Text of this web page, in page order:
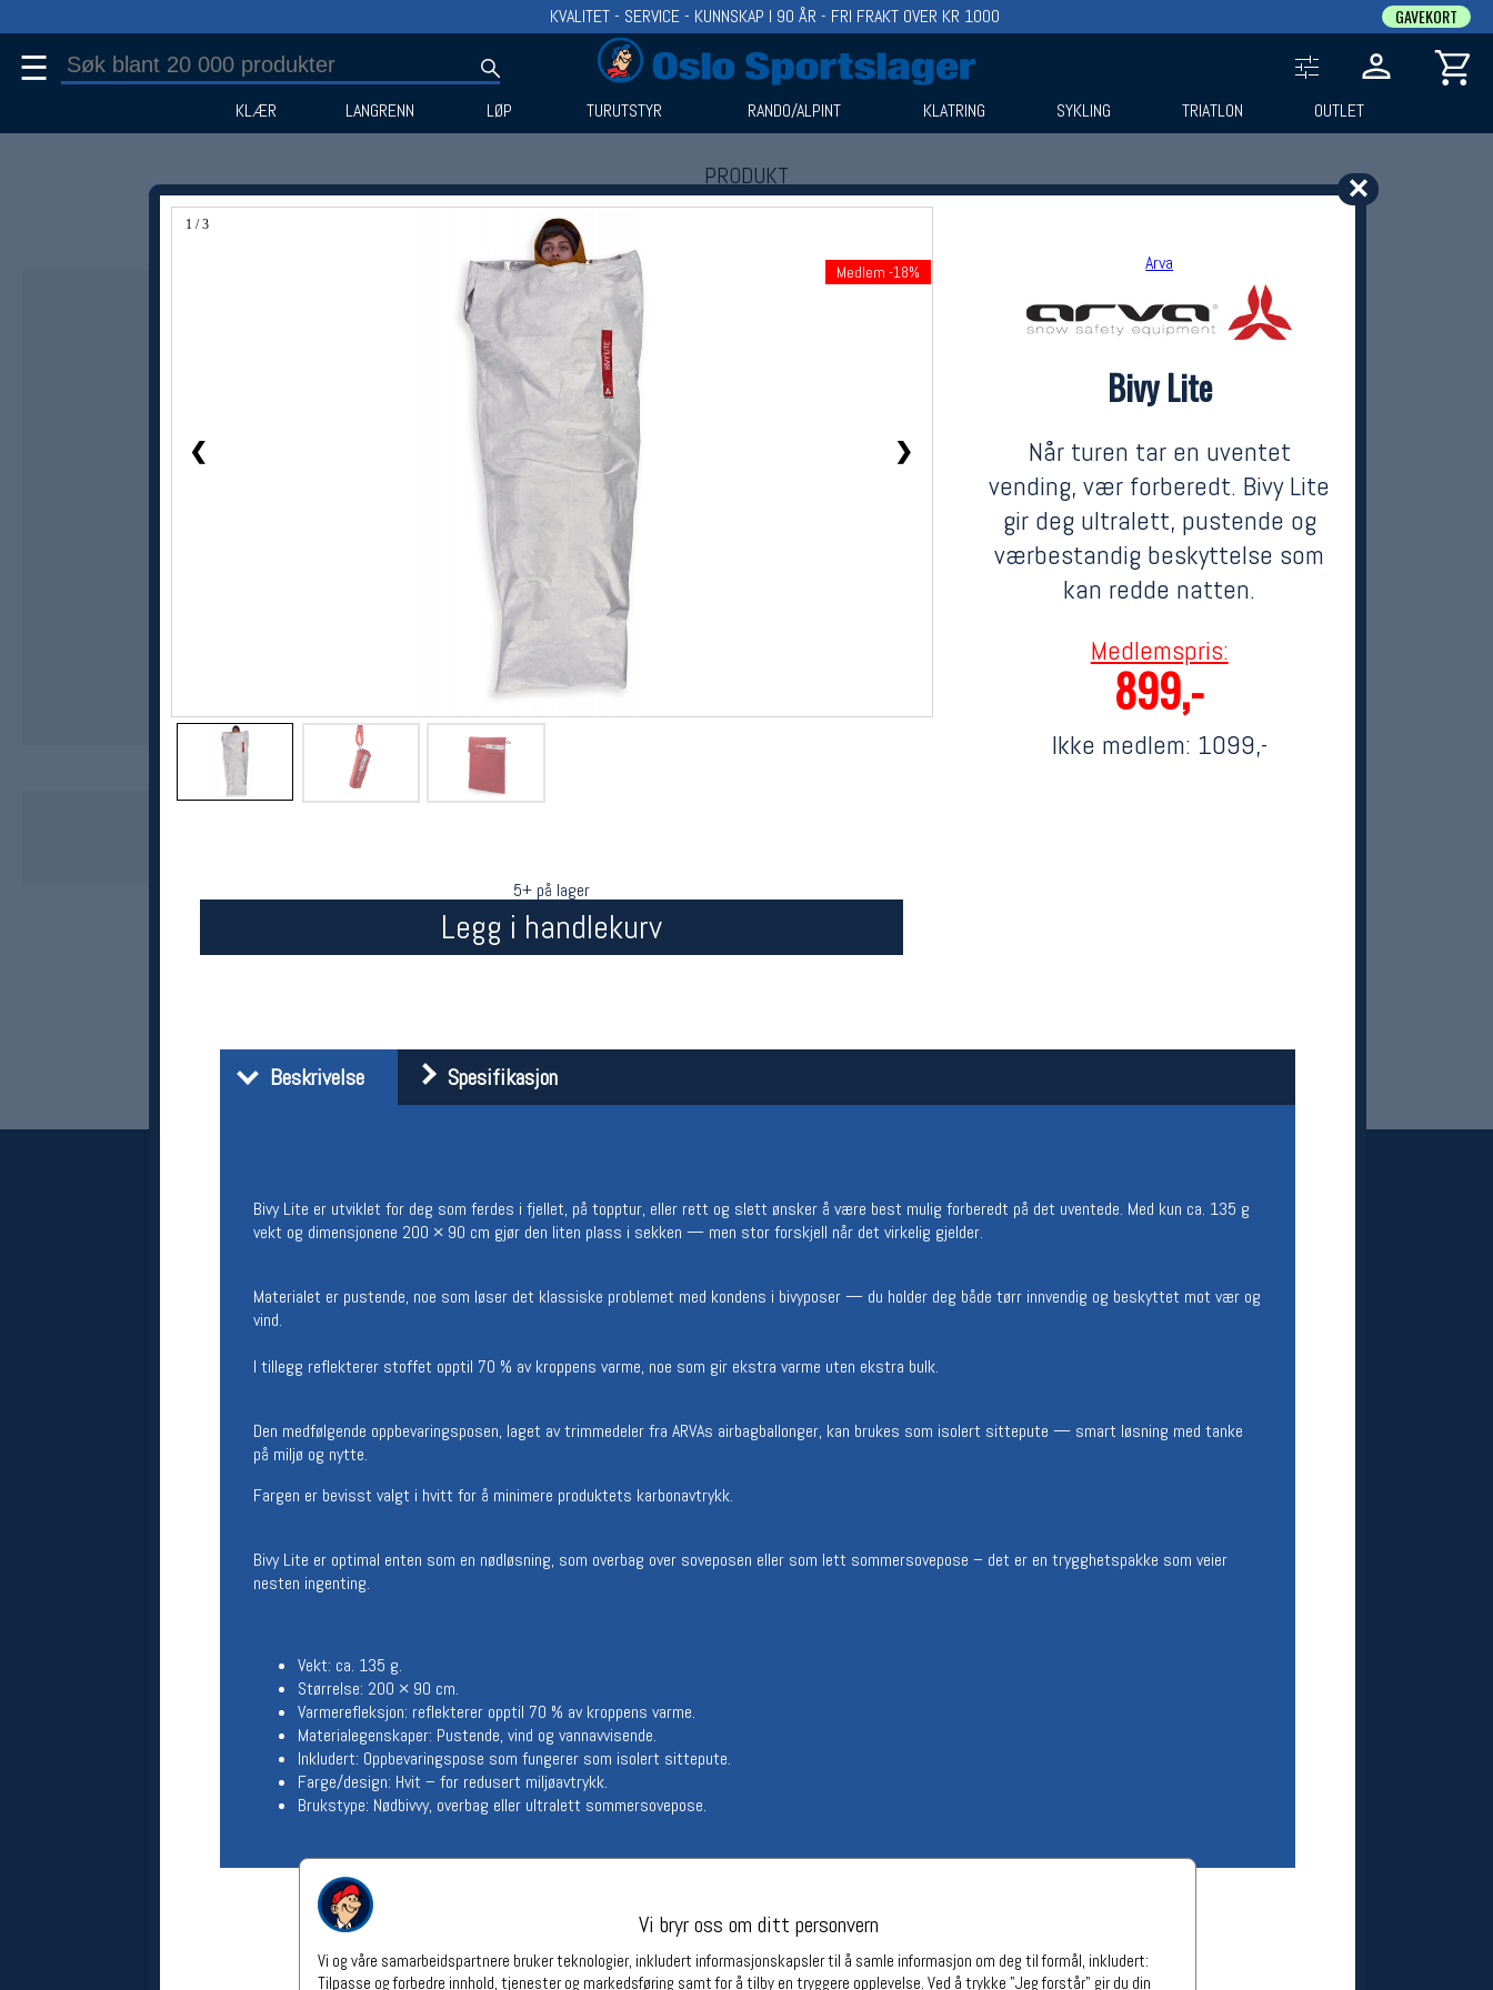
✕
1 / 3
❮ ❯
Medlem -18% Arva
Bivy Lite
Når turen tar en uventet
vending, vær forberedt. Bivy Lite
gir deg ultralett, pustende og
værbestandig beskyttelse som
kan redde natten.
Medlemspris:
899,-
Ikke medlem: 1099,-
5+ på lager
Legg i handlekurv
Beskrivelse Spesifikasjon
Bivy Lite er utviklet for deg som ferdes i fjellet, på topptur, eller rett og slett ønsker å være best mulig forberedt på det uventede. Med kun ca. 135 g
vekt og dimensjonene 200 × 90 cm gjør den liten plass i sekken — men stor forskjell når det virkelig gjelder.
Materialet er pustende, noe som løser det klassiske problemet med kondens i bivyposer — du holder deg både tørr innvendig og beskyttet mot vær og
vind.
I tillegg reflekterer stoffet opptil 70 % av kroppens varme, noe som gir ekstra varme uten ekstra bulk.
Den medfølgende oppbevaringsposen, laget av trimmedeler fra ARVAs airbagballonger, kan brukes som isolert sittepute — smart løsning med tanke
på miljø og nytte.
Fargen er bevisst valgt i hvitt for å minimere produktets karbonavtrykk.
Bivy Lite er optimal enten som en nødløsning, som overbag over soveposen eller som lett sommersovepose – det er en trygghetspakke som veier
nesten ingenting.
Vekt: ca. 135 g.
Størrelse: 200 × 90 cm.
Varme­refleksjon: reflekterer opptil 70 % av kroppens varme.
Material­egenskaper: Pustende, vind­ og vann­avvisende.
Inkludert: Oppbevaringspose som fungerer som isolert sittepute.
Farge/design: Hvit – for redusert miljøavtrykk.
Brukstype: Nødbivvy, overbag eller ultralett sommersovepose.
Vi bryr oss om ditt personvern
Vi og våre samarbeidspartnere bruker teknologier, inkludert informasjonskapsler til å samle informasjon om deg til formål, inkludert:
Tilpasse og forbedre innhold, tjenester og markedsføring samt for å tilby en tryggere opplevelse. Ved å trykke "Jeg forstår" gir du din
KVALITET - SERVICE - KUNNSKAP I 90 ÅR - FRI FRAKT OVER KR 1000 GAVEKORT
☰
KLÆR LANGRENN LØP TURUTSTYR RANDO/ALPINT KLATRING SYKLING TRIATLON OUTLET
PRODUKT
Produkter (1)
Medlem -18%
Arva
Oslo Sportslager
Torggata 20
Telefon: 23 32 62 00
(telefontid man-fredag klokken 10-13)
Om oss
Kontakt oss
Man-Fredag:
11-18
Lørdag:
11-16
Magasinet
Medlemstilbud og aktiviteter
Man-Fredag:
Om verkstedet
nederste blå linjen
Salgsbetingelser
Personsvernerklæring
Ledige stillinger
Følg oss på Partnere